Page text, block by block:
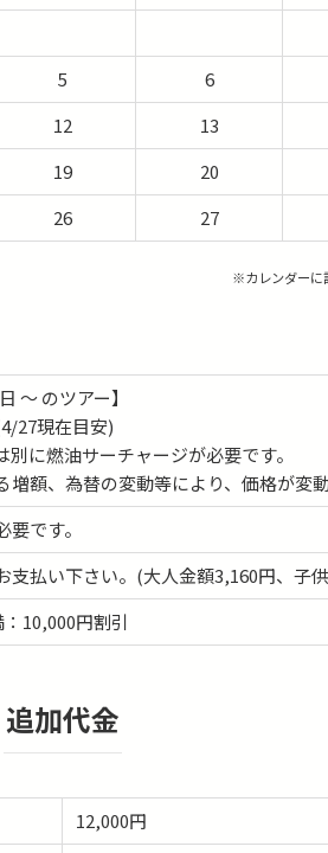
5 6
12 13
19 20
26 27
※カレンダーに
～ のツアー】
27現在目安)
に燃油サーチャージが必要です。
額、為替の変動等により、価格が変
です。
支払い下さい。(大人金額3,160円、子
10,000円割引
追加代金
12,000円